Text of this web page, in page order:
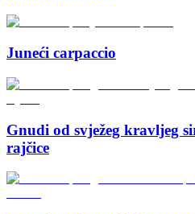
Juneći carpaccio
Gnudi od svježeg kravljeg
rajčice